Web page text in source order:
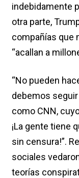
indebidamente
otra parte,
compañías que
“acallan a
“No pueden
debemos
como CNN,
¡La gente tiene
sin censura!”.
sociales
teorías